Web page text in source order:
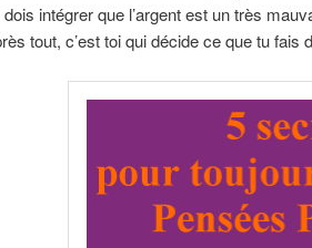
dois intégrer que l’argent est un très
tout, c’est toi qui décide ce que tu fais